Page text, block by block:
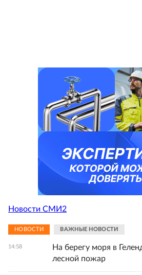
Новости СМИ2
НОВОСТИ ВАЖНЫЕ НОВОСТИ
14:58
На берегу моря в
лесной пожар